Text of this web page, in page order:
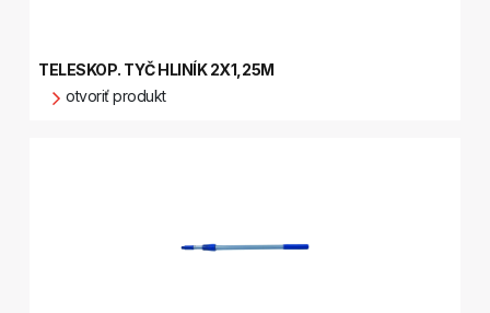
TELESKOP. TYČ HLINÍK 2X1,25M
otvoriť produkt